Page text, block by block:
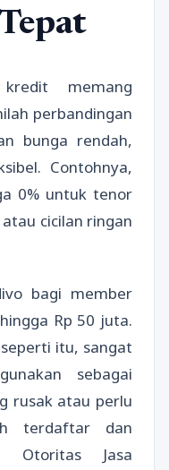
memang
perbandingan
bunga rendah,
Contohnya,
0% untuk tenor
cicilan ringan
bagi member
Rp 50 juta.
itu, sangat
sebagai
rusak atau perlu
terdaftar dan
Otoritas Jasa